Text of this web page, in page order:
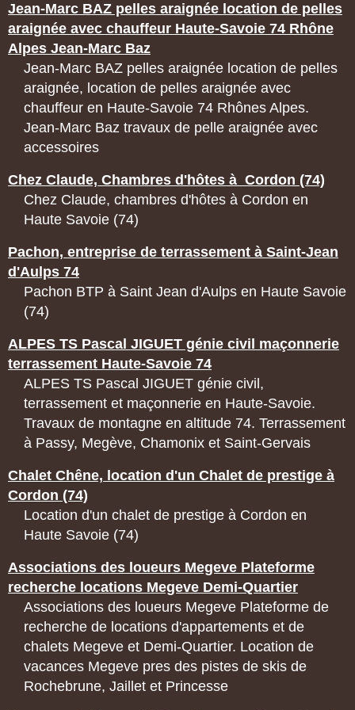
Jean-Marc BAZ pelles araignée location de pelles
araignée avec chauffeur Haute-Savoie 74 Rhône
Alpes Jean-Marc Baz
Jean-Marc BAZ pelles araignée location de pelles
araignée, location de pelles araignée avec
chauffeur en Haute-Savoie 74 Rhônes Alpes.
Jean-Marc Baz travaux de pelle araignée avec
accessoires
Chez Claude, Chambres d'hôtes à Cordon (74)
Chez Claude, chambres d'hôtes à Cordon en
Haute Savoie (74)
Pachon, entreprise de terrassement à Saint-Jean
d'Aulps 74
Pachon BTP à Saint Jean d'Aulps en Haute Savoie
(74)
ALPES TS Pascal JIGUET génie civil maçonnerie
terrassement Haute-Savoie 74
ALPES TS Pascal JIGUET génie civil,
terrassement et maçonnerie en Haute-Savoie.
Travaux de montagne en altitude 74. Terrassement
à Passy, Megève, Chamonix et Saint-Gervais
Chalet Chêne, location d'un Chalet de prestige à
Cordon (74)
Location d'un chalet de prestige à Cordon en
Haute Savoie (74)
Associations des loueurs Megeve Plateforme
recherche locations Megeve Demi-Quartier
Associations des loueurs Megeve Plateforme de
recherche de locations d'appartements et de
chalets Megeve et Demi-Quartier. Location de
vacances Megeve pres des pistes de skis de
Rochebrune, Jaillet et Princesse